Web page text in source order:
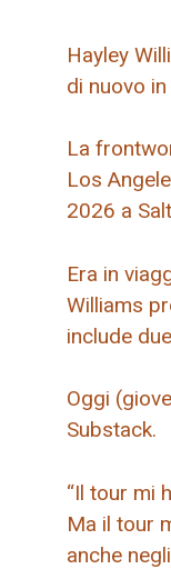
Hayley
di nuovo
La
Los
2026 a
Era in
Williams
include
Oggi
Substack.
“Il tour mi
Ma il tour
anche